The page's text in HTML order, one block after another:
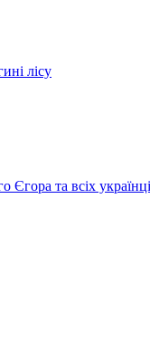
лісу
Єгора та всіх